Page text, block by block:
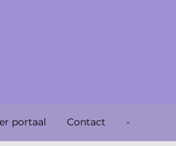
portaal Contact -